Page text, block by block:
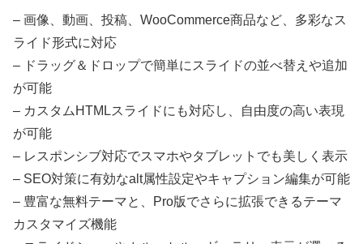
– 画像、動画、投稿、WooCommerce商品など、多彩なス
ライド形式に対応
– ドラッグ＆ドロップで簡単にスライドの並べ替えや追加
が可能
– カスタムHTMLスライドにも対応し、自由度の高い表現
が可能
– レスポンシブ対応でスマホやタブレットでも美しく表示
– SEO対策に有効なalt属性設定やキャプション編集が可能
– 豊富な無料テーマと、Pro版でさらに拡張できるテーマ
カスタマイズ機能